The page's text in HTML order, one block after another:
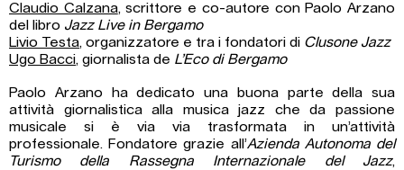
Claudio Calzana, scrittore e co-autore con Paolo Arzano
del libro Jazz Live in Bergamo
Livio Testa, organizzatore e tra i fondatori di Clusone Jazz
Ugo Bacci, giornalista de L’Eco di Bergamo
Paolo Arzano ha dedicato una buona parte della sua
attività giornalistica alla musica jazz che da passione
musicale si è via via trasformata in un’attività
professionale. Fondatore grazie all’Azienda Autonoma del
Turismo della Rassegna Internazionale del Jazz,